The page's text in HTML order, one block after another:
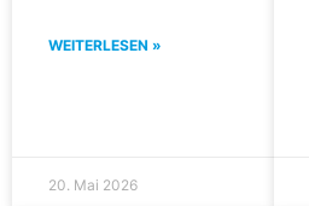
WEITERLESEN »
20. Mai 2026